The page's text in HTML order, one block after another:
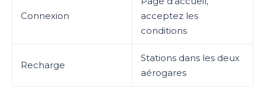
Connexion
acceptez les
conditions
Recharge
Stations dans les deux
aérogares